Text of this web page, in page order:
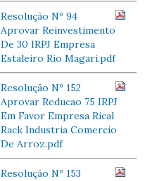
Resolução Nº 94
Aprovar Reinvestimento
De 30 IRPJ Empresa
Estaleiro Rio Magari.pdf
Resolução Nº 152
Aprovar Reducao 75 IRPJ
Em Favor Empresa Rical
Rack Industria Comercio
De Arroz.pdf
Resolução Nº 153